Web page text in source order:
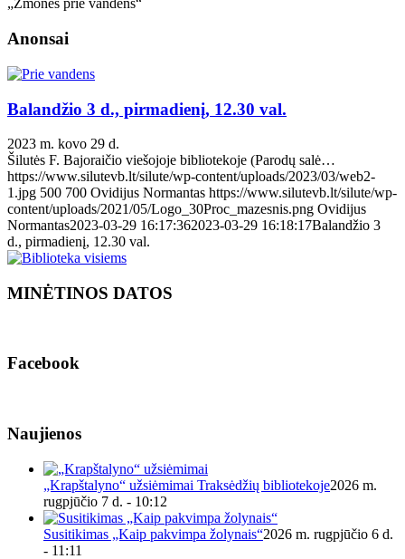
„Žmonės prie vandens“
Anonsai
Balandžio 3 d., pirmadienį, 12.30 val.
2023 m. kovo 29 d.
Šilutės F. Bajoraičio viešojoje bibliotekoje (Parodų salė…
https://www.silutevb.lt/silute/wp-content/uploads/2023/03/web2-
1.jpg 500 700 Ovidijus Normantas https://www.silutevb.lt/silute/wp-
content/uploads/2021/05/Logo_30Proc_mazesnis.png Ovidijus
Normantas2023-03-29 16:17:362023-03-29 16:18:17Balandžio 3
d., pirmadienį, 12.30 val.
MINĖTINOS DATOS
Facebook
Naujienos
„Krapštalyno“ užsiėmimai Traksėdžių bibliotekoje2026 m.
rugpjūčio 7 d. - 10:12
Susitikimas „Kaip pakvimpa žolynais“2026 m. rugpjūčio 6 d.
- 11:11